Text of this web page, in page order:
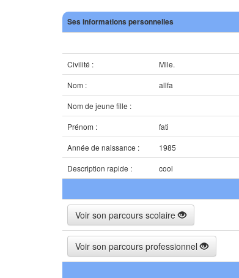
Ses informations personnelles
Civilité :
Mlle.
Nom :
allfa
Nom de jeune fille :
Prénom :
fati
Année de naissance :
1985
Description rapide :
cool
Voir son parcours scolaire
Voir son parcours professionnel